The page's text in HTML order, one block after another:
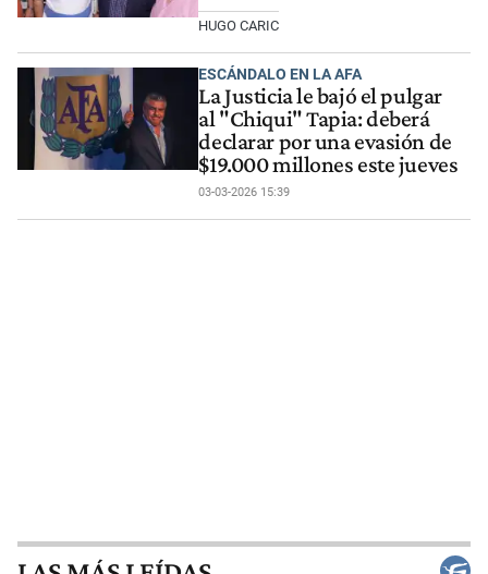
HUGO CARIC
ESCÁNDALO EN LA AFA
La Justicia le bajó el pulgar
al "Chiqui" Tapia: deberá
declarar por una evasión de
$19.000 millones este jueves
03-03-2026 15:39